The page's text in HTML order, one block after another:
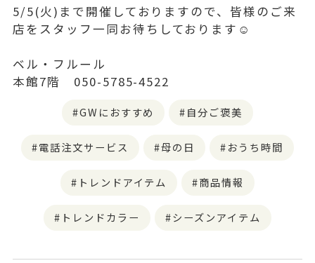
5/5(火)まで開催しておりますので、皆様のご来
店をスタッフ一同お待ちしております☺️
ベル・フルール
本館7階 050-5785-4522
GWにおすすめ 自分ご褒美
電話注文サービス 母の日 おうち時間
トレンドアイテム 商品情報
トレンドカラー シーズンアイテム